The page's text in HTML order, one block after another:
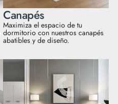
Canapés
Maximiza el espacio de tu
dormitorio con nuestros canapés
abatibles y de diseño.